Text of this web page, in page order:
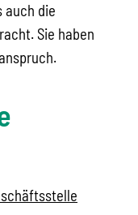
auch die
Sie haben